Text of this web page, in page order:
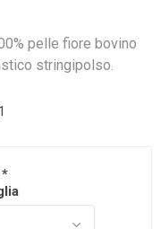
pelle fiore bovino
stringipolso.
*